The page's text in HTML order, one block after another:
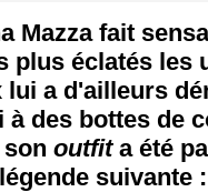
Mazza fait
plus éclatés les
a d'ailleurs
des bottes de
outfita été
suivante :